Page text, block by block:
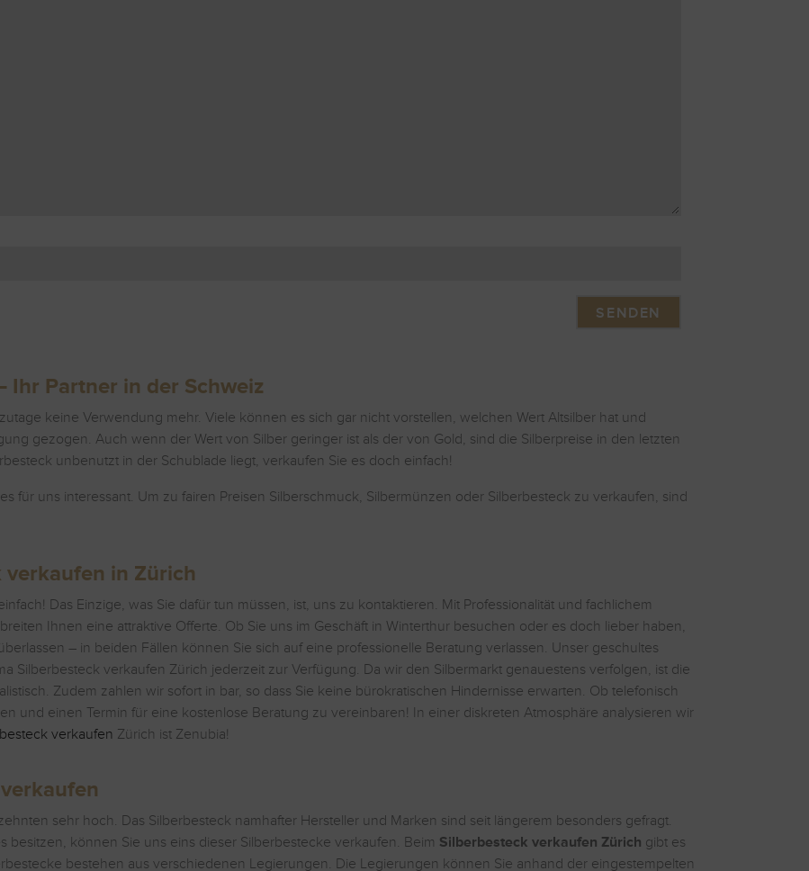
Ihr Partner in der Schweiz
keine Verwendung mehr. Viele können es sich gar nicht vorstellen, welchen Wert Altsilber hat und
gezogen. Auch wenn der Wert von Silber geringer ist als der von Gold, sind die Silberpreise in den letzten
unbenutzt in der Schublade liegt, verkaufen Sie es doch einfach!
für uns interessant. Um zu fairen Preisen Silberschmuck, Silbermünzen oder Silberbesteck zu verkaufen, sind
in Zürich
Das Einzige, was Sie dafür tun müssen, ist, uns zu kontaktieren. Mit Professionalität und fachlichem
Ihnen eine attraktive Offerte. Ob Sie uns im Geschäft in Winterthur besuchen oder es doch lieber haben,
– in beiden Fällen können Sie sich auf eine professionelle Beratung verlassen. Unser geschultes
Silberbesteck verkaufen Zürich jederzeit zur Verfügung. Da wir den Silbermarkt genauestens verfolgen, ist die
Zudem zahlen wir sofort in bar, so dass Sie keine bürokratischen Hindernisse erwarten. Ob telefonisch
und einen Termin für eine kostenlose Beratung zu vereinbaren! In einer diskreten Atmosphäre analysieren wir
verkaufen Zürich ist Zenubia!
sehr hoch. Das Silberbesteck namhafter Hersteller und Marken sind seit längerem besonders gefragt.
können Sie uns eins dieser Silberbestecke verkaufen. Beim Silberbesteck verkaufen Zürich gibt es
bestehen aus verschiedenen Legierungen. Die Legierungen können Sie anhand der eingestempelten